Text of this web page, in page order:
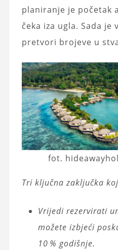
planiranje je početak
čeka iza ugla. Sada je
pretvori brojeve u
fot.
Tri ključna zaključka
Vrijedi rezervirati
možete izbjeći
10 % godišnje.